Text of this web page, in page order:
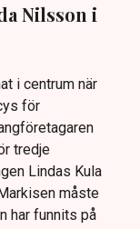
Nilsson i
i centrum när
för
tredje
Lindas Kula
måste
har funnits på